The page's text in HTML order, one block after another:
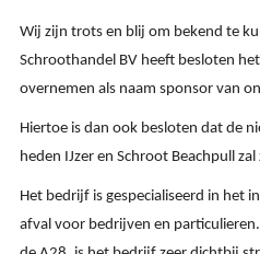
Wij zijn trots en blij om bekend te
Schroothandel BV heeft besloten
overnemen als naam sponsor van
Hiertoe is dan ook besloten dat de
heden IJzer en Schroot Beachpull zal
Het bedrijf is gespecialiseerd in het
afval voor bedrijven en